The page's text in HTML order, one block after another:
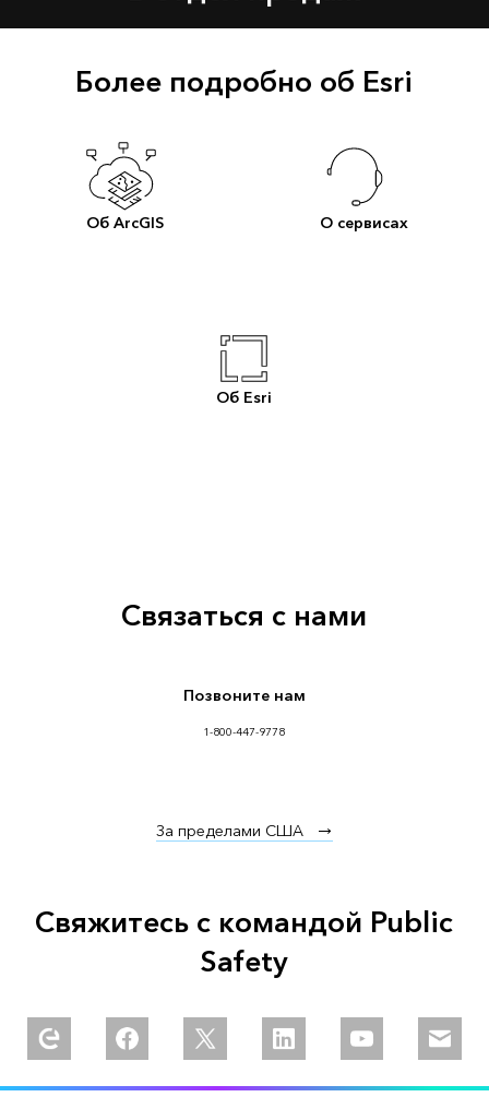
Более подробно об Esri
Об ArcGIS О сервисах
Об Esri
Связаться с нами
Позвоните нам
1-800-447-9778
За пределами США
Свяжитесь с командой Public
Safety
Explore our Esri Community
Follow us on Facebook
Follow us on TwitterFollow us on Linkedin
Watch us onEmail